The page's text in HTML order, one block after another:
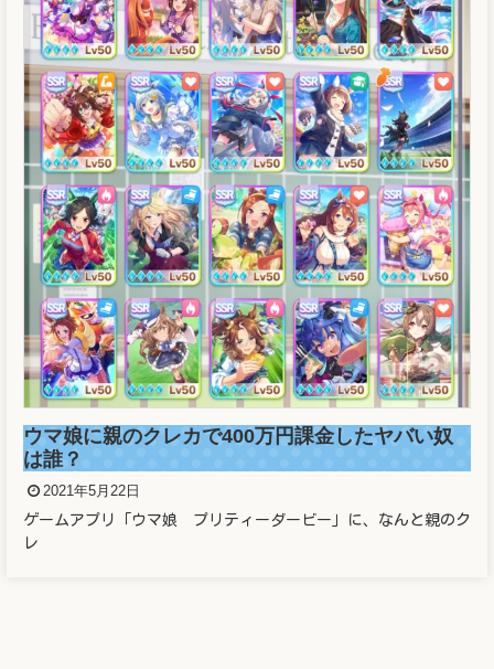
ウマ娘に親のクレカで400万円課金したヤバい奴
は誰？
2021年5月22日
ゲームアプリ「ウマ娘 プリティーダービー」に、なんと親のク
レ